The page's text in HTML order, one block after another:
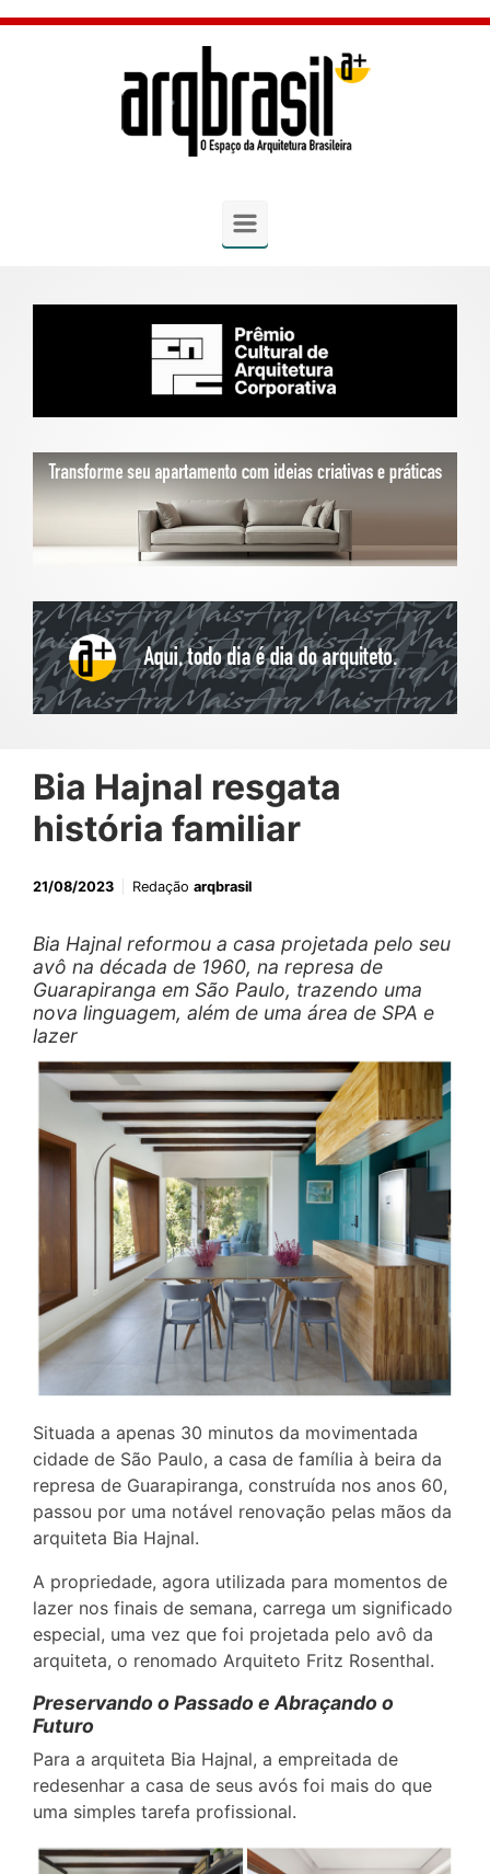
Skip to main content
Bia Hajnal resgata
história familiar
21/08/2023 Redação arqbrasil
Bia Hajnal reformou a casa projetada pelo seu
avô na década de 1960, na represa de
Guarapiranga em São Paulo, trazendo uma
nova linguagem, além de uma área de SPA e
lazer
Situada a apenas 30 minutos da movimentada
cidade de São Paulo, a casa de família à beira da
represa de Guarapiranga, construída nos anos 60,
passou por uma notável renovação pelas mãos da
arquiteta Bia Hajnal.
A propriedade, agora utilizada para momentos de
lazer nos finais de semana, carrega um significado
especial, uma vez que foi projetada pelo avô da
arquiteta, o renomado Arquiteto Fritz Rosenthal.
Preservando o Passado e Abraçando o
Futuro
Para a arquiteta Bia Hajnal, a empreitada de
redesenhar a casa de seus avós foi mais do que
uma simples tarefa profissional.